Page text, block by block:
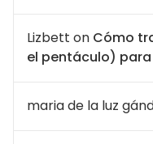
Lizbett on Cómo
el pentáculo)
maria de la luz